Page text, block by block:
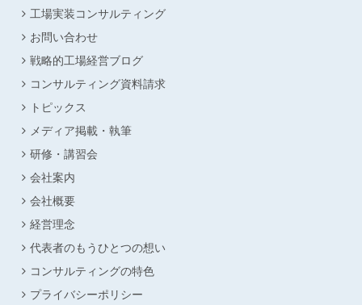
工場実装コンサルティング
お問い合わせ
戦略的工場経営ブログ
コンサルティング資料請求
トピックス
メディア掲載・執筆
研修・講習会
会社案内
会社概要
経営理念
代表者のもうひとつの想い
コンサルティングの特色
プライバシーポリシー